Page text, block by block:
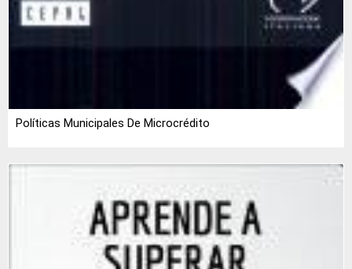
Políticas Municipales De Microcrédito